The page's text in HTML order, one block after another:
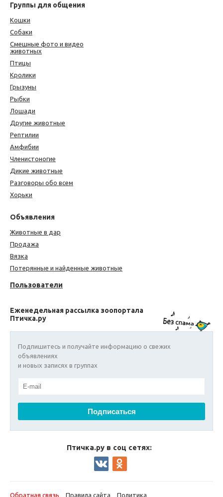
Группы для общения
Кошки
Собаки
Смешные фото и видео
животных
Птицы
Кролики
Грызуны
Рыбки
Лошади
Другие животные
Рептилии
Амфибии
Членистоногие
Дикие животные
Разговоры обо всем
Хорьки
Объявления
Животные в дар
Продажа
Вязка
Потерянные и найденные животные
Пользователи
Еженедельная рассылка зоопортала
Птичка.ру
Подпишитесь и получайте информацию о свежих
объявлениях
и новых записях в группах
Птичка.ру в соц сетях:
Обратная связь Правила сайта Политика